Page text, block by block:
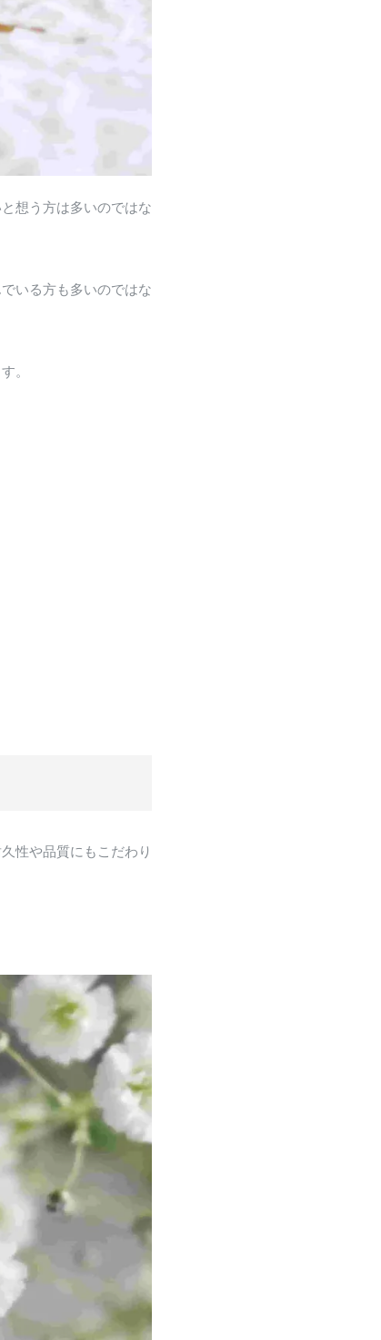
想う方は多いのではな
いる方も多いのではな
。
性や品質にもこだわり